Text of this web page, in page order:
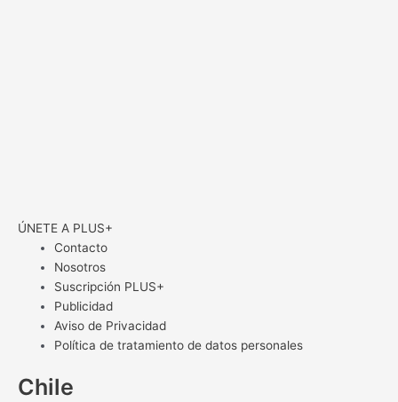
ÚNETE A PLUS+
Contacto
Nosotros
Suscripción PLUS+
Publicidad
Aviso de Privacidad
Política de tratamiento de datos personales
Chile